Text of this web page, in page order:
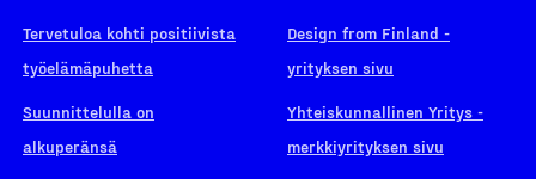
Tervetuloa kohti positiivista
työelämäpuhetta
Suunnittelulla on
alkuperänsä
Design from Finland -
yrityksen sivu
Yhteiskunnallinen Yritys -
merkkiyrityksen sivu